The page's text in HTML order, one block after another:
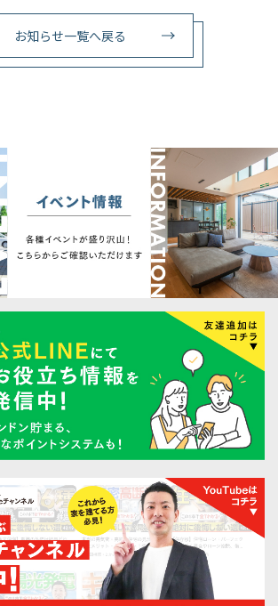
お知らせ一覧へ戻る